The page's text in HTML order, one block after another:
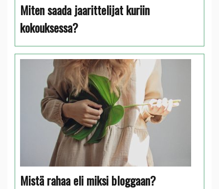
Miten saada jaarittelijat kuriin
kokouksessa?
Mistä rahaa eli miksi bloggaan?